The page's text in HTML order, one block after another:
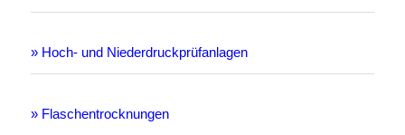
» Hoch- und Niederdruckprüfanlagen
» Flaschentrocknungen